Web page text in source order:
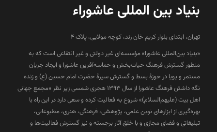
بنیاد بین المللی عاشوراء
تهران، ابتدای بلوار کریم خان زند، کوچه مولایی، پلاک 4
«بنیاد بین‌المللی عاشورا» مؤسسه‌ای غیر دولتی و غیر انتفاعی است که به
منظور گسترش فرهنگ حیات‌بخش و حماسه‌آفرین عاشورا و ایجاد جریان
مستمر و پویا در حوزۀ بسط و گسترش سیرۀ حضرت امام حسین (ع) و زنده
نگه داشتن فرهنگ عاشورا از سال ۱۳۹۳ هجری شمسی زیر نظر «مجمع جهانی
اهل بیت (علیهم‌السلام)» شروع به فعالیت کرده و سعی دارد در این راه با
بهره‌گیری از ابزارهای نوین علمی، پژوهشی، فرهنگی، هنری، مطبوعاتی،
تبلیغاتی و فضای مجازی و با خلق آثار برجسته و نیز گسترش فعالیت‌ها و